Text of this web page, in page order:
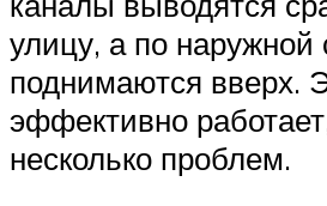
улицу, а по наружной
поднимаются вверх.
эффективно
несколько проблем.